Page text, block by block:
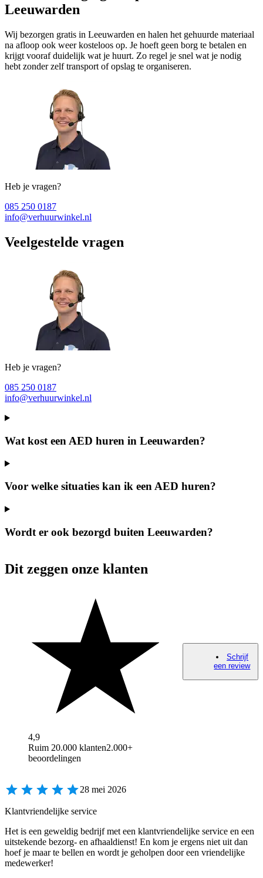
Leeuwarden
Wij bezorgen gratis in Leeuwarden en halen het gehuurde materiaal
na afloop ook weer kosteloos op. Je hoeft geen borg te betalen en
krijgt vooraf duidelijk wat je huurt. Zo regel je snel wat je nodig
hebt zonder zelf transport of opslag te organiseren.
Heb je vragen?
085 250 0187
info@verhuurwinkel.nl
Veelgestelde vragen
Heb je vragen?
085 250 0187
info@verhuurwinkel.nl
Wat kost een AED huren in Leeuwarden?
Voor welke situaties kan ik een AED huren?
Wordt er ook bezorgd buiten Leeuwarden?
Dit zeggen onze klanten
4,9
Ruim 20.000 klanten2.000+
beoordelingen
Schrijf
een review
28 mei 2026
Klantvriendelijke service
Het is een geweldig bedrijf met een klantvriendelijke service en een
uitstekende bezorg- en afhaaldienst! En kom je ergens niet uit dan
hoef je maar te bellen en wordt je geholpen door een vriendelijke
medewerker!